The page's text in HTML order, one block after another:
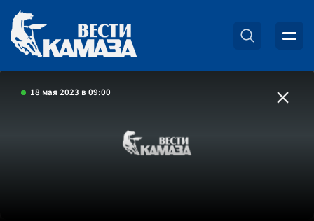
18 мая 2023 в 09:00